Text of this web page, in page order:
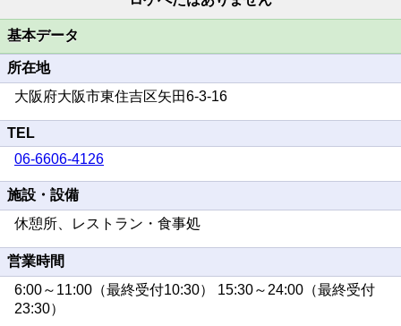
基本データ
所在地
大阪府大阪市東住吉区矢田6-3-16
TEL
06-6606-4126
施設・設備
休憩所、レストラン・食事処
営業時間
6:00～11:00（最終受付10:30） 15:30～24:00（最終受付
23:30）